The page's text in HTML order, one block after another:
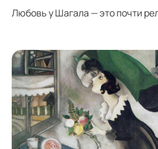
Любовь у Шагала — это почти